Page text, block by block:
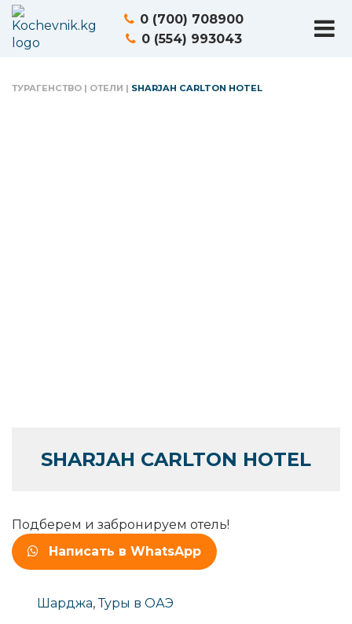
0 (700) 708900
0 (554) 993043
ТУРАГЕНСТВО | ОТЕЛИ | SHARJAH CARLTON HOTEL
SHARJAH CARLTON HOTEL
Подберем и забронируем отель!
Написать в WhatsApp
Шарджа,Туры в ОАЭ